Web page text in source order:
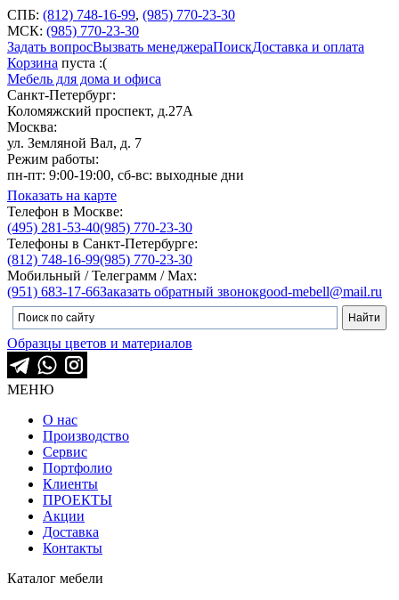
СПБ: (812) 748-16-99, (985) 770-23-30
МСК: (985) 770-23-30
Задать вопросВызвать менеджераПоискДоставка и оплата
Корзина пуста :(
Мебель для дома и офиса
Санкт-Петербург:
Коломяжский проспект, д.27А
Москва:
ул. Земляной Вал, д. 7
Режим работы:
пн-пт: 9:00-19:00, сб-вс: выходные дни
Показать на карте
Телефон в Москве:
(495) 281-53-40(985) 770-23-30
Телефоны в Санкт-Петербурге:
(812) 748-16-99(985) 770-23-30
Мобильный / Телеграмм / Max:
(951) 683-17-66Заказать обратный звонокgood-mebell@mail.ru
Образцы цветов и материалов
МЕНЮ
О нас
Производство
Сервис
Портфолио
Клиенты
ПРОЕКТЫ
Акции
Доставка
Контакты
Каталог мебели